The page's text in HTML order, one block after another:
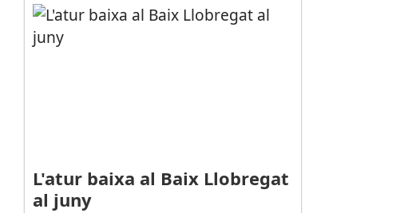
L'atur baixa al Baix Llobregat
al juny